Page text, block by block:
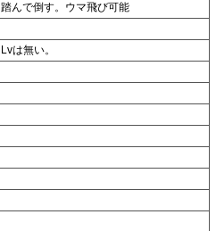
踏んで倒す。ウマ飛び可能
Lvは無い。